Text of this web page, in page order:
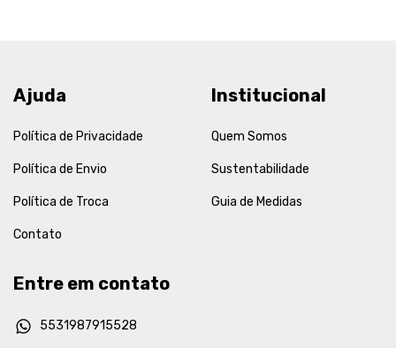
Ajuda
Política de Privacidade
Política de Envio
Política de Troca
Contato
Institucional
Quem Somos
Sustentabilidade
Guia de Medidas
Entre em contato
5531987915528